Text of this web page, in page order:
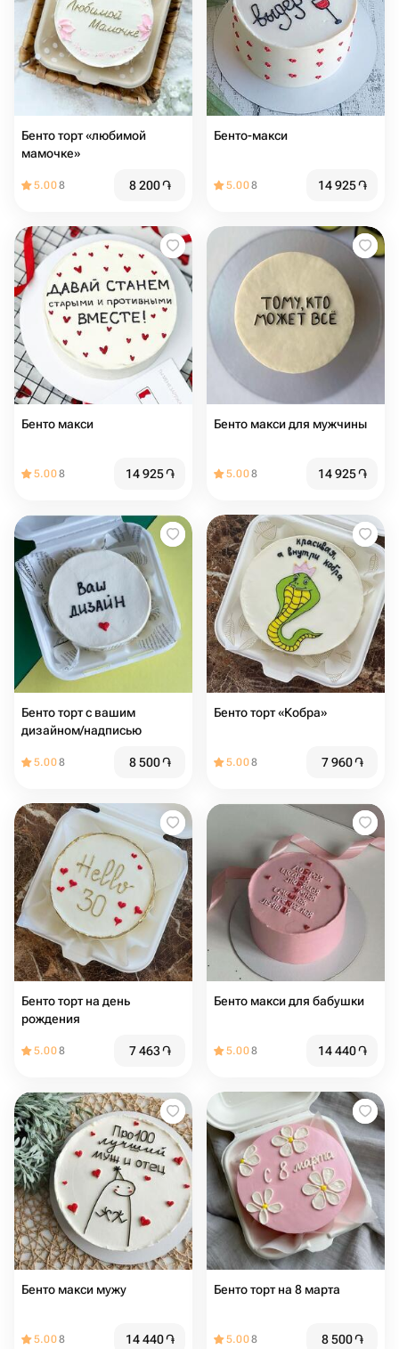
Бенто торт «любимой
мамочке»
5.008 8 200֏
Бенто-макси
5.008 14 925֏
Бенто макси
5.008 14 925֏
Бенто макси для мужчины
5.008 14 925֏
Бенто торт с вашим
дизайном/надписью
5.008 8 500֏
Бенто торт «Кобра»
5.008 7 960֏
Бенто торт на день
рождения
5.008 7 463֏
Бенто макси для бабушки
5.008 14 440֏
Бенто макси мужу
5.008 14 440֏
Бенто торт на 8 марта
5.008 8 500֏